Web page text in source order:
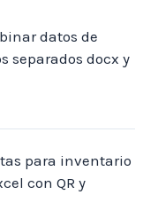
datos de
separados docx y
para inventario
con QR y